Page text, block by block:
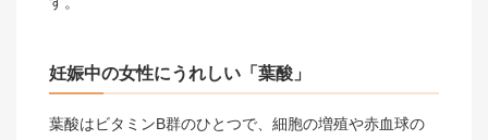
妊娠中の女性にうれしい「葉酸」
葉酸はビタミンB群のひとつで、細胞の増殖や赤血球の